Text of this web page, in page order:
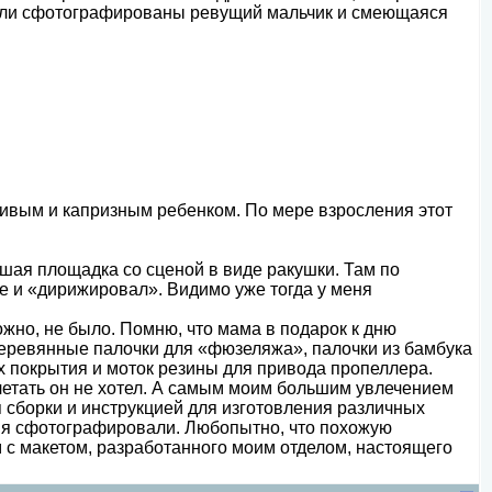
сфотографированы ревущий мальчик и смеющаяся
и капризным ребенком. По мере взросления этот
площадка со сценой в виде ракушки. Там по
и «дирижировал». Видимо уже тогда у меня
не было. Помню, что мама в подарок к дню
палочки для «фюзеляжа», палочки из бамбука
покрытия и моток резины для привода пропеллера.
он не хотел. А самым моим большим увлечением
и инструкцией для изготовления различных
сфотографировали. Любопытно, что похожую
макетом, разработанного моим отделом, настоящего